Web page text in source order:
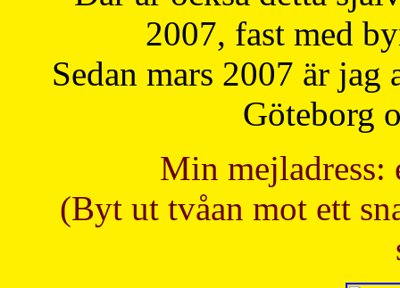
2007, fast med
Sedan mars 2007 är
Göteborg
Min mejladress:
(Byt ut tvåan mot ett